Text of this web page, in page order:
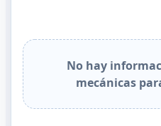
No hay
mecánicas